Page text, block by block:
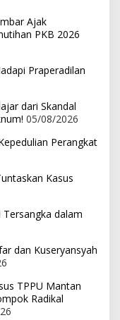
Ajak
PKB 2026
Praperadilan
dari Skandal
05/08/2026
Perangkat
Kasus
Tersangka dalam
dan Kuseryansyah
TPPU Mantan
Radikal